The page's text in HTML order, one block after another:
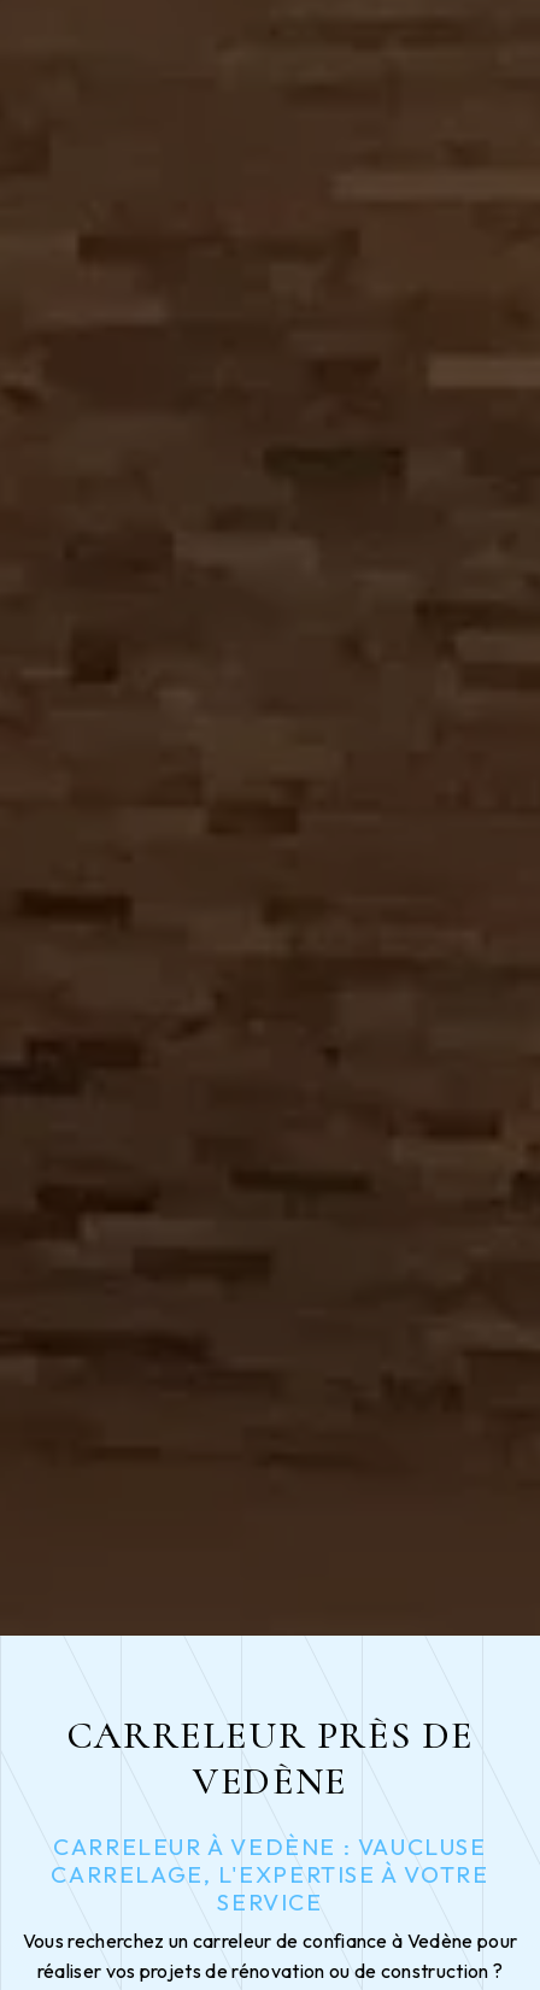
CARRELEUR PRÈS DE
VEDÈNE
CARRELEUR À VEDÈNE : VAUCLUSE
CARRELAGE, L'EXPERTISE À VOTRE
SERVICE
Vous recherchez un carreleur de confiance à Vedène pour
réaliser vos projets de rénovation ou de construction ?